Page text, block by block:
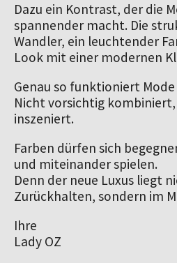
Dazu ein Kontrast, der die
spannender macht. Die
Wandler, ein leuchtender
Look mit einer modernen
Genau so funktioniert
Nicht vorsichtig
inszeniert.
Farben dürfen sich
und miteinander spielen.
Denn der neue Luxus liegt
Zurückhalten, sondern im
Ihre
Lady OZ